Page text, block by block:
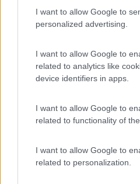
I want to allow Google to
personalized advertising.
I want to allow Google to
related to analytics like
device identifiers in apps.
I want to allow Google to
related to functionality of
I want to allow Google to
related to personalization.
Area di sosta (AA)